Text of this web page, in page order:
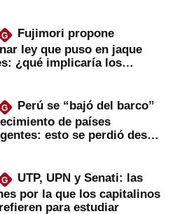
G
Fujimori propone
ley que puso en jaque
¿qué implicaría los
G
Perú se “bajó del barco”
de países
esto se perdió desde
G
UTP, UPN y Senati: las
por la que los capitalinos
para estudiar